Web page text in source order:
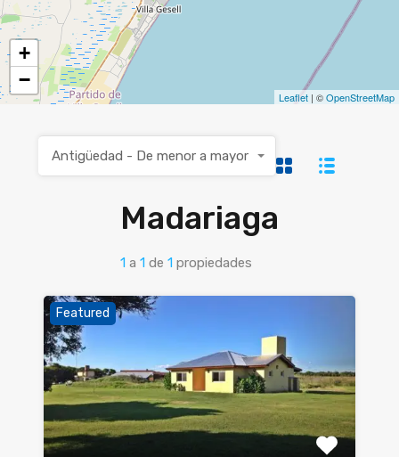
+
−
Leaflet | ©OpenStreetMap
Madariaga
1 a 1 de 1 propiedades
Antigüedad - De menor a mayor
Featured